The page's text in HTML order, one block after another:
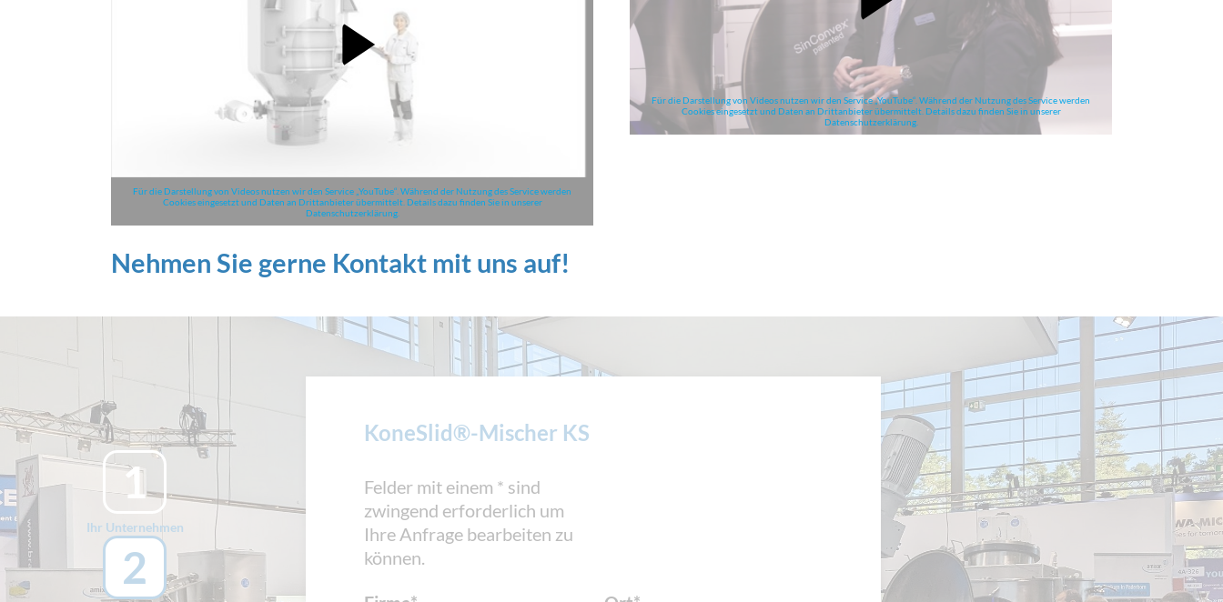
Für die Darstellung von Videos nutzen wir den Service „YouTube“. Während der Nutzung des Service werden
Cookies eingesetzt und Daten an Drittanbieter übermittelt. Details dazu finden Sie in unserer
Datenschutzerklärung.
Für die Darstellung von Videos nutzen wir den Service „YouTube“. Während der Nutzung des Service werden
Cookies eingesetzt und Daten an Drittanbieter übermittelt. Details dazu finden Sie in unserer
Datenschutzerklärung.
Nehmen Sie gerne Kontakt mit uns auf!
1
Ihr Unternehmen
2
KoneSlid®-Mischer KS
Felder mit einem * sind
zwingend erforderlich um
Ihre Anfrage bearbeiten zu
können.